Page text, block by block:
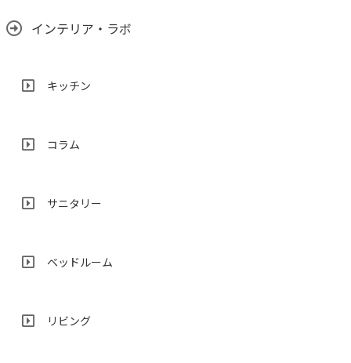
インテリア・ラボ
キッチン
コラム
サニタリー
ベッドルーム
リビング